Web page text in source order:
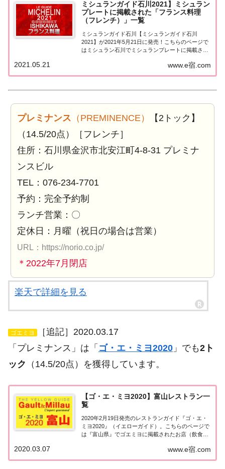
ミシュランガイド石川2021】ミシュラン
プレートに掲載された「フランス料理
（フレンチ）」一覧
ミシュランガイド石川【ミシュランガイド石川
2021】が2021年5月21日に発売！こちらのページで
はミシュラン石川でミシュランプレートに掲載され
した。ミシュラン石川2021「フランス料理」「ミシ
ュランガイド石川2021」でミシュランプ...
www.e宿.com
2021.05.21
プレミナンス （PREMINENCE）
【2トック】
（14.5/20点）［フレンチ］
住所：石川県金沢市北安江町4-8-31 プレミナ
ンスビル
TEL：076-234-7701
予約：完全予約制
ランチ営業：〇
定休日：月曜（祝日の場合は営業）
URL：https://norio.co.jp/
＊2022年7月閉店
楽天で詳細を見る
ゴエミヨ
［追記］2020.03.17
「プレミナンス」は「 ゴ・エ・ミヨ2020 」でも2ト
ック （14.5/20点）を獲得しています。
【ゴ・エ・ミヨ2020】富山レストラン一
覧
2020年2月19日発売のレストランガイド『ゴ・エ・
ミヨ2020』（イエローガイド）。こちらのページで
は『富山県』でゴエミヨに掲載されたお店（飲食
エミヨ2020『富山県』北陸「富山県エリア」で
「ゴ・エ・ミヨ2020」に獲得されたお店は...
www.e宿.com
2020.03.07